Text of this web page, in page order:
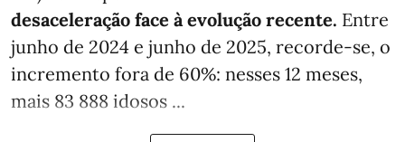
desaceleração face à evolução recente. Entre
junho de 2024 e junho de 2025, recorde-se, o
incremento fora de 60%: nesses 12 meses,
mais 83 888 idosos ...